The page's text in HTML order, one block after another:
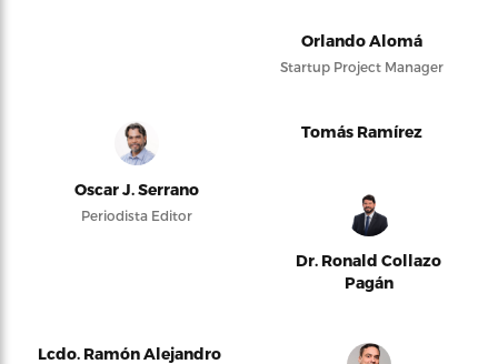
Orlando Alomá
Startup Project Manager
Oscar J. Serrano
Periodista Editor
Tomás Ramírez
Dr. Ronald Collazo
Pagán
Lcdo. Ramón Alejandro